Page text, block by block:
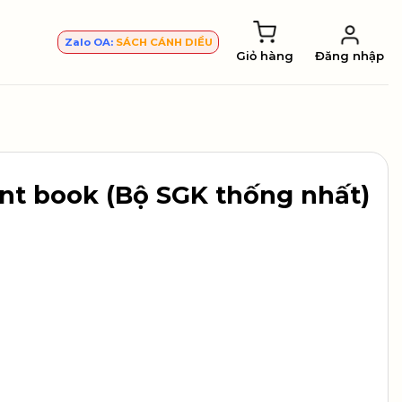
Zalo OA: SÁCH CÁNH DIỀU
Giỏ hàng Đăng nhập
book (Bộ SGK thống nhất)